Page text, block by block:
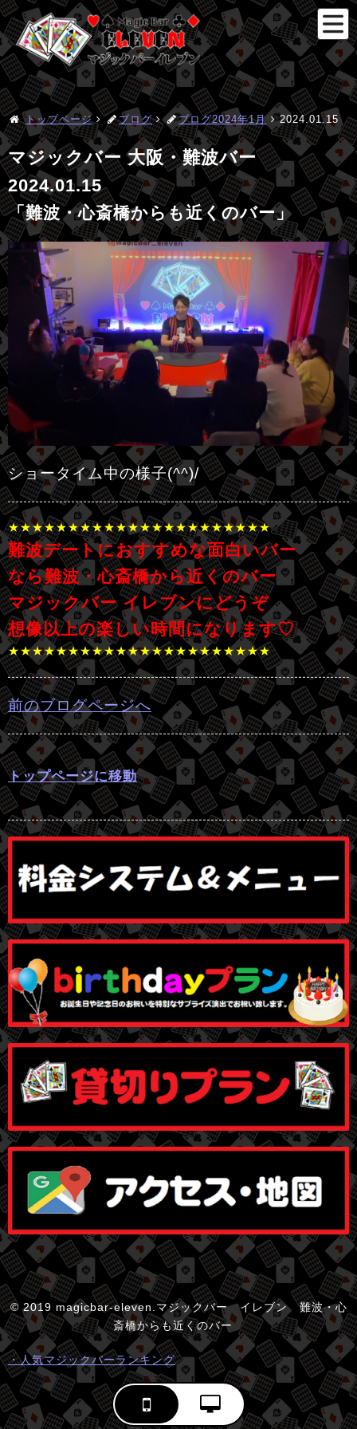
トップページ ブログ ブログ2024年1月 2024.01.15
マジックバー 大阪・難波バー
2024.01.15
「難波・心斎橋からも近くのバー」
ショータイム中の様子(^^)/
★★★★★★★★★★★★★★★★★★★★★★
難波デートにおすすめな面白いバー
なら難波・心斎橋から近くのバー
マジックバー イレブンにどうぞ
想像以上の楽しい時間になります♡
★★★★★★★★★★★★★★★★★★★★★★
前のブログページへ
トップページに移動
© 2019 magicbar-eleven.マジックバー イレブン 難波・心
斎橋からも近くのバー
・人気マジックバーランキング